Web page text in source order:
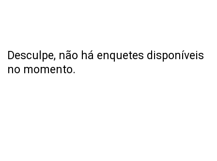
Desculpe, não há enquetes disponíveis
no momento.